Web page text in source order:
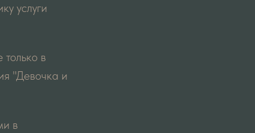
услуги
в
"Девочка и
в